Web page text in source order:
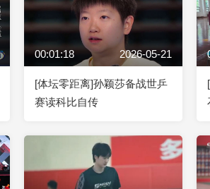
00:01:18 2026-05-21
[体坛零距离]孙颖莎备战世乒
赛读科比自传